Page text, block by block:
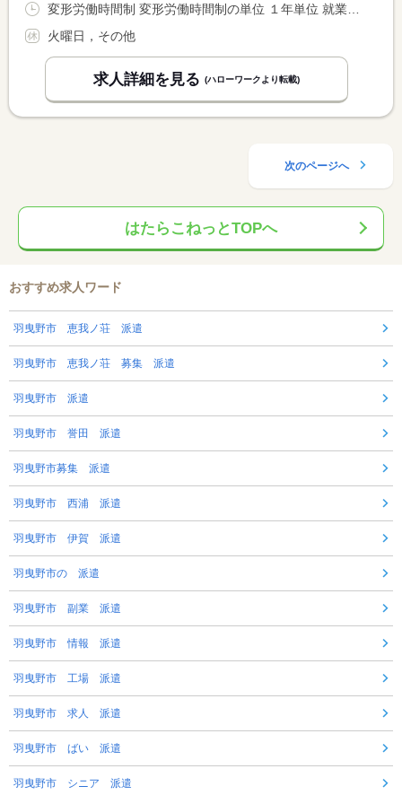
火曜日，その他
求人詳細を見る (ハローワークより転載)
次のページへ
はたらこねっとTOPへ
おすすめ求人ワード
羽曳野市 恵我ノ荘 派遣
羽曳野市 恵我ノ荘 募集 派遣
羽曳野市 派遣
羽曳野市 誉田 派遣
羽曳野市募集 派遣
羽曳野市 西浦 派遣
羽曳野市 伊賀 派遣
羽曳野市の 派遣
羽曳野市 副業 派遣
羽曳野市 情報 派遣
羽曳野市 工場 派遣
羽曳野市 求人 派遣
羽曳野市 ばい 派遣
羽曳野市 シニア 派遣